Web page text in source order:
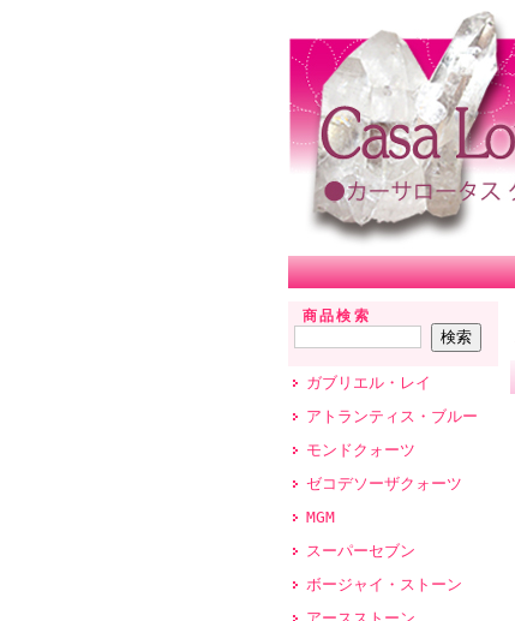
商品検索
ガブリエル・レイ
アトランティス・ブルー
モンドクォーツ
ゼコデソーザクォーツ
MGM
スーパーセブン
ボージャイ・ストーン